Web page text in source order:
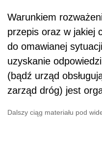
Warunkiem
przepis oraz w jakiej
do omawianej
uzyskanie
(bądź urząd
zarząd dróg) jest
Dalszy ciąg materiału pod